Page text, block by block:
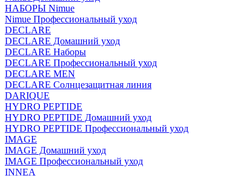
НАБОРЫ Nimue
Nimue Профессиональный уход
DECLARE
DECLARE Домашний уход
DECLARE Наборы
DECLARE Профессиональный уход
DECLARE MEN
DECLARE Солнцезащитная линия
DARIQUE
HYDRO PEPTIDE
HYDRO PEPTIDE Домашний уход
HYDRO PEPTIDE Профессиональный уход
IMAGE
IMAGE Домашний уход
IMAGE Профессиональный уход
INNEA